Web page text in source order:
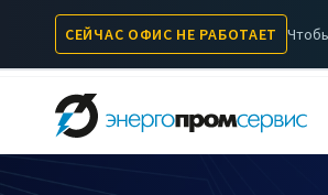
СЕЙЧАС ОФИС НЕ РАБОТАЕТ
КОМПРЕССОРЫ КАТАЛОГ